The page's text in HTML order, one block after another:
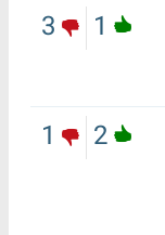
1
3
2
1